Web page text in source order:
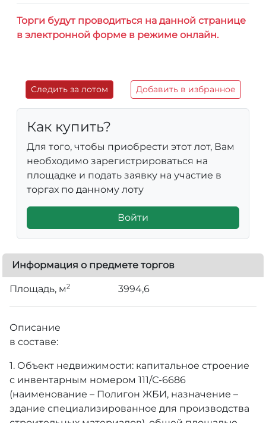
Торги будут проводиться на данной странице
в электронной форме в режиме онлайн.
Следить за лотом Добавить в избранное
Как купить?
Для того, чтобы приобрести этот лот, Вам
необходимо зарегистрироваться на
площадке и подать заявку на участие в
торгах по данному лоту
Войти
Информация о предмете торгов
Площадь, м2 3994,6
Описание
в составе:
1. Объект недвижимости: капитальное строение
с инвентарным номером 111/С-6686
(наименование – Полигон ЖБИ, назначение –
здание специализированное для производства